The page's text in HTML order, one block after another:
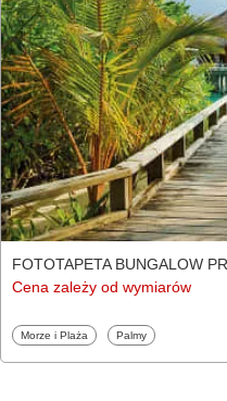
FOTOTAPETA BUNGALOW
Cena zależy od wymiarów
Fototapety
Morze i Plaża Fototapety
Palmy